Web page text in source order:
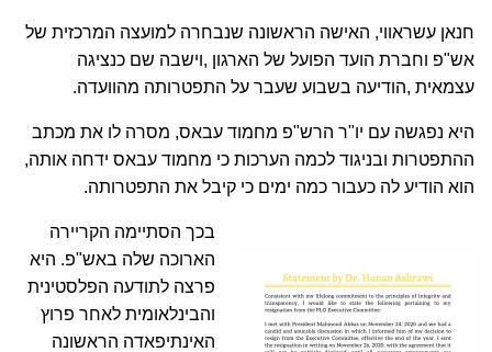
חנאן עשראווי, האישה הראשונה שנבחרה למועצה המרכזית של
אש"פ וחברת הועד הפועל של הארגון ,וישבה שם כנציגה
עצמאית ,הודיעה בשבוע שעבר על התפטרותה מהוועדה.
היא נפגשה עם יו"ר הרש"פ מחמוד עבאס, מסרה לו את מכתב
ההתפטרות ובניגוד לכמה הערכות כי מחמוד עבאס ידחה אותה,
הוא הודיע לה כעבור כמה ימים כי קיבל את התפטרותה.
בכך הסתיימה הקריירה
הארוכה שלה באש"פ. היא
פרצה לתודעה הפלסטינית
והבינלאומית לאחר פרוץ
האינתיפאדה הראשונה